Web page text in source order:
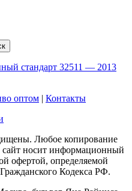
стандарт 32511 — 2013
оптом | Контакты
Любое копирование
носит информационный
офертой, определяемой
Кодекса РФ.